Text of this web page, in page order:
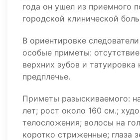
года он ушел из приемного
городской клинической
В ориентировке
особые приметы:
верхних зубов и татуировка
предплечье.
Приметы разыскиваемого:
лет; рост около 160 см.;
телосложения; волосы на
коротко стриженные; глаза